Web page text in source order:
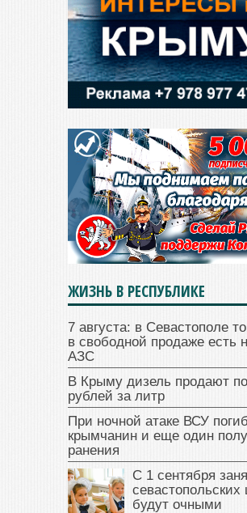
ЖИЗНЬ В РЕСПУБЛИКЕ
7 августа: в Севастополе
в свободной продаже есть
АЗС
В Крыму дизель продают
рублей за литр
При ночной атаке ВСУ
крымчанин и еще один
ранения
С 1 сентября
севастопольских
будут очными